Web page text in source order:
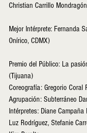
Christian Carrillo Mondragón
Mejor Intérprete: Fernanda
Onírico, CDMX)
Premio del Público: La
(Tijuana)
Coreografía: Gregorio Coral
Agrupación: Subterráneo
Intérpretes: Diane
Luz Rodríguez, Stefanie